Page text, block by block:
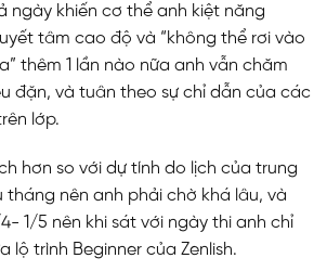
ngày khiến cơ thể anh kiệt năng
tâm cao độ và “không thể rơi vào
thêm 1 lần nào nữa anh vẫn chăm
đặn, và tuân theo sự chỉ dẫn của các
lớp.
hơn so với dự tính do lịch của trung
nên anh phải chờ khá lâu, và
1/5 nên khi sát với ngày thi anh chỉ
lộ trình Beginner của Zenlish.